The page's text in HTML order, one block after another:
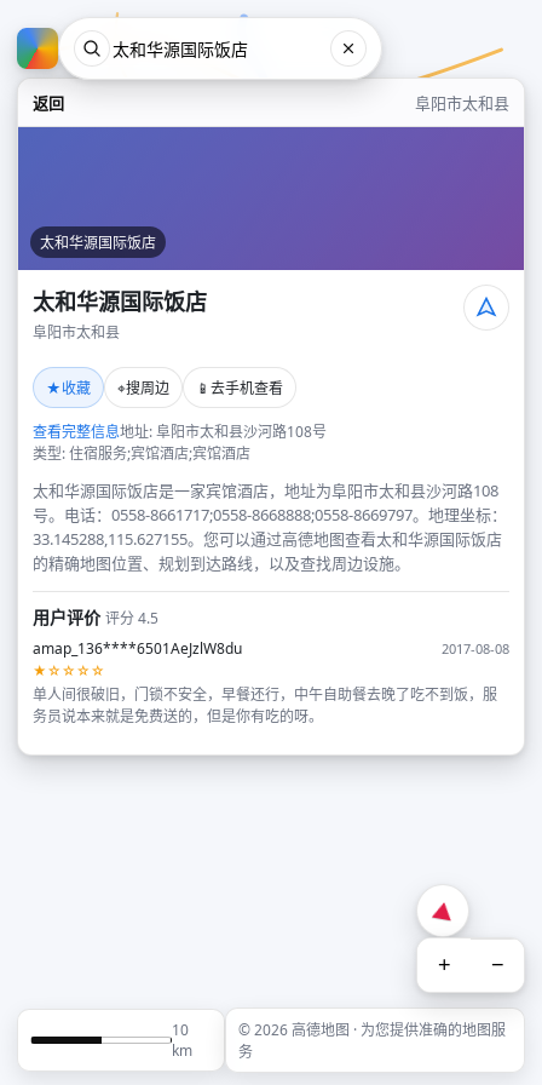
返回 阜阳市太和县
太和华源国际饭店
太和华源国际饭店
阜阳市太和县
★收藏 ⌖搜周边 📱 去手机查看
查看完整信息地址: 阜阳市太和县沙河路108号
类型: 住宿服务;宾馆酒店;宾馆酒店
太和华源国际饭店是一家宾馆酒店，地址为阜阳市太和县沙河路108
号。电话：0558-8661717;0558-8668888;0558-8669797。地理坐标：
33.145288,115.627155。您可以通过高德地图查看太和华源国际饭店
的精确地图位置、规划到达路线，以及查找周边设施。
用户评价评分 4.5
amap_136****6501AeJzlW8du
2017-08-08
★☆☆☆☆
单人间很破旧，门锁不安全，早餐还行，中午自助餐去晚了吃不到饭，服
务员说本来就是免费送的，但是你有吃的呀。
+ −
10
km
© 2026 高德地图 · 为您提供准确的地图服
务